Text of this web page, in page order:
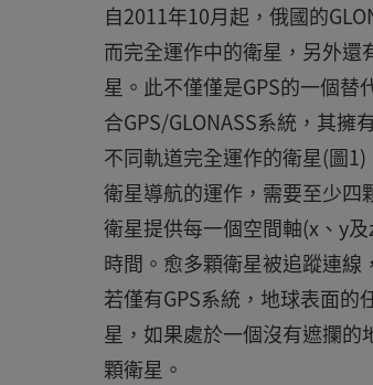
自2011年10月起，俄國的
而完全運作中的衛星，另外
星。此不僅僅是GPS的一個
合GPS/GLONASS系統，其擁
不同軌道完全運作的衛星(圖1)
衛星導航的運作，需要至少四
衛星提供每一個空間軸(x、y
時間。愈多顆衛星被追蹤連線
若僅有GPS系統，地球表面
星，如果處於一個沒有遮攔
顆衛星。